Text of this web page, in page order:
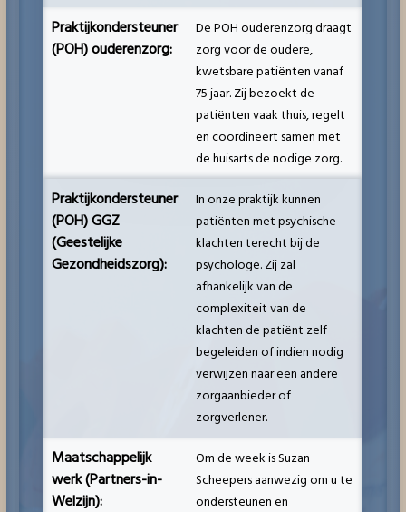
Praktijkondersteuner
(POH) ouderenzorg:
De POH ouderenzorg draagt
zorg voor de oudere,
kwetsbare patiënten vanaf
75 jaar. Zij bezoekt de
patiënten vaak thuis, regelt
en coördineert samen met
de huisarts de nodige zorg.
Praktijkondersteuner
(POH) GGZ
(Geestelijke
Gezondheidszorg):
In onze praktijk kunnen
patiënten met psychische
klachten terecht bij de
psychologe. Zij zal
afhankelijk van de
complexiteit van de
klachten de patiënt zelf
begeleiden of indien nodig
verwijzen naar een andere
zorgaanbieder of
zorgverlener.
Maatschappelijk
werk (Partners-in-
Welzijn):
Om de week is Suzan
Scheepers aanwezig om u te
ondersteunen en